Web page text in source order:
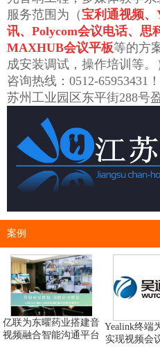
服务范围为（ 宝利通视频
讯、Polycom会议电话、思
MAXHUB会议平板等的方
成安装调试，操作培训等。
咨询热线：0512-65953431！
苏州工业园区东平街288号
案例
亿联为东曜药业搭建音
视频融合智能沟通平台
Yealink终端
实现视频会